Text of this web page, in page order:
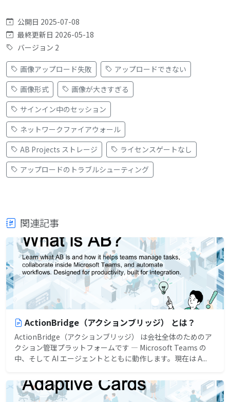
公開日 2025-07-08
最終更新日 2026-05-18
バージョン 2
画像アップロード失敗
アップロードできない
画像形式
画像が大きすぎる
サインイン中のセッション
ネットワークファイアウォール
AB Projects ストレージ
ライセンスゲートなし
アップロードのトラブルシューティング
関連記事
ActionBridge（アクションブリッジ） とは？
ActionBridge（アクションブリッジ） は会社全体のためのア
クション管理プラットフォームです — Microsoft Teams の
中、そして AI エージェントとともに動作します。現在は A...